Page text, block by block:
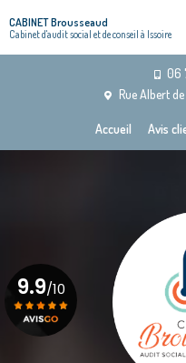
au
contenu
principal
06
Rue Albert
Accueil
Avis
CABINET Brousseaud
Cabinet d'audit social et de conseil à Issoire
9.9/10